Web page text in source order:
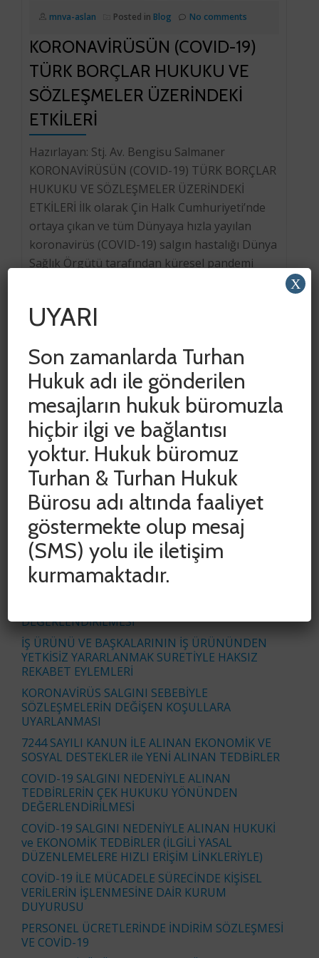
mnva-aslan Posted in Blog No comments
KORONAVİRÜSÜN (COVID-19)
TÜRK BORÇLAR HUKUKU VE
SÖZLEŞMELER ÜZERİNDEKİ
ETKİLERİ
Hazırlayan: Stj. Av. Bengisu Salmaner
KORONAVİRÜSÜN (COVID-19) TÜRK BORÇLAR
HUKUKU VE SÖZLEŞMELER ÜZERİNDEKİ
ETKİLERİ İlk olarak Çin Halk Cumhuriyeti’nde
ortaya çıkan ve tüm Dünyaya hızla yayılan
koronavirüs (COVID-19) salgın hastalığı Dünya
Sağlık Örgütü tarafından küresel pandemi
düzenini değiştirmeye itmiş; salgının
SON YAZILAR
ADLİ VE İDARİ YARGIDA HAK KAYIPLARININ
ÖNLENMESİ AMACIYLA DURDURULAN SÜRELER
CUMHURBAŞKANI KARARIYLA 15 HAZİRAN 2020
TARİHİNE KADAR UZATILDI
DEĞERLENDİRİLMESİ
İŞ ÜRÜNÜ VE BAŞKALARININ İŞ ÜRÜNÜNDEN
YETKİSİZ YARARLANMAK SURETİYLE HAKSIZ
REKABET EYLEMLERİ
KORONAVİRÜS SALGINI SEBEBİYLE
SÖZLEŞMELERİN DEĞİŞEN KOŞULLARA
UYARLANMASI
7244 SAYILI KANUN İLE ALINAN EKONOMİK VE
SOSYAL DESTEKLER ile YENİ ALINAN TEDBİRLER
COVID-19 SALGINI NEDENİYLE ALINAN
TEDBİRLERİN ÇEK HUKUKU YÖNÜNDEN
DEĞERLENDİRİLMESİ
COVİD-19 SALGINI NEDENİYLE ALINAN HUKUKİ
ve EKONOMİK TEDBİRLER (İLGİLİ YASAL
DÜZENLEMELERE HIZLI ERİŞİM LİNKLERİYLE)
COVİD-19 İLE MÜCADELE SÜRECİNDE KİŞİSEL
VERİLERİN İŞLENMESİNE DAİR KURUM
DUYURUSU
PERSONEL ÜCRETLERİNDE İNDİRİM SÖZLEŞMESİ
VE COVİD-19
UYARI
Son zamanlarda Turhan
Hukuk adı ile gönderilen
mesajların hukuk büromuzla
hiçbir ilgi ve bağlantısı
yoktur. Hukuk büromuz
Turhan & Turhan Hukuk
Bürosu adı altında faaliyet
göstermekte olup mesaj
(SMS) yolu ile iletişim
kurmamaktadır.
X